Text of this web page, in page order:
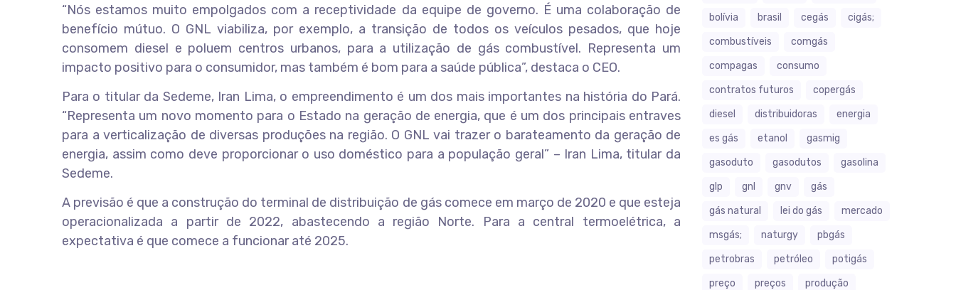
“Nós estamos muito empolgados com a receptividade da equipe de governo. É uma colaboração de
benefício mútuo. O GNL viabiliza, por exemplo, a transição de todos os veículos pesados, que hoje
consomem diesel e poluem centros urbanos, para a utilização de gás combustível. Representa um
impacto positivo para o consumidor, mas também é bom para a saúde pública”, destaca o CEO.
Para o titular da Sedeme, Iran Lima, o empreendimento é um dos mais importantes na história do Pará.
“Representa um novo momento para o Estado na geração de energia, que é um dos principais entraves
para a verticalização de diversas produções na região. O GNL vai trazer o barateamento da geração de
energia, assim como deve proporcionar o uso doméstico para a população geral” – Iran Lima, titular da
Sedeme.
A previsão é que a construção do terminal de distribuição de gás comece em março de 2020 e que esteja
operacionalizada a partir de 2022, abastecendo a região Norte. Para a central termoelétrica, a
expectativa é que comece a funcionar até 2025.
bolívia
brasil cegás
cigás;
combustíveis
comgás
compagas
consumo
contratos futuros
copergás
diesel
distribuidoras
energia
es gás
etanol
gasmig
gasoduto
gasodutos
gasolina
glp
gnl gnv
gás
gás natural
lei do gás
mercado
msgás;
naturgy
pbgás
petrobras
petróleo
potigás
preço
preços
produção